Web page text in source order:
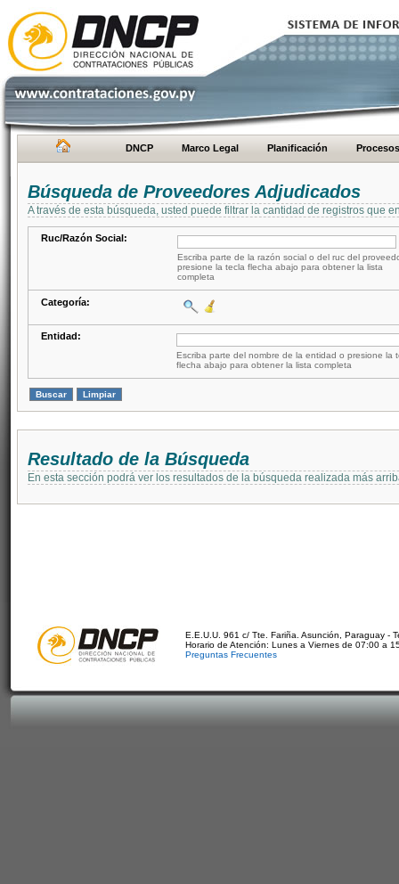
DNCP Marco Legal Planificación Procesos
Búsqueda de Proveedores Adjudicados
A través de esta búsqueda, usted puede filtrar la cantidad de registros que
Ruc/Razón Social:
Escriba parte de la razón social o del ruc del
presione la tecla flecha abajo para obtener la lista
completa
Categoría:
Entidad:
Escriba parte del nombre de la entidad o presione la
flecha abajo para obtener la lista completa
Resultado de la Búsqueda
En esta sección podrá ver los resultados de la búsqueda realizada más
E.E.U.U. 961 c/ Tte. Fariña. Asunción, Paraguay -
Horario de Atención: Lunes a Viernes de 07:00 a
Preguntas Frecuentes